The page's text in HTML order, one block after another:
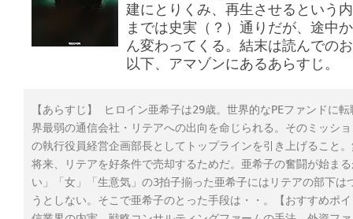
建にとりくみ、再生させるという
までは史実（？）通りだが、途中
ん変わってくる。結末は読んでの
以下、アマゾンにあるあらすじ。
【あらすじ】 ヒロイン亜希子は29歳。世界的なPEファンドに
界最弱の通信会社・リテアへの出向を命じられる。そのミッシ
の執行役員経営企画部長としてトップラインを引き上げること
将来、リテアを好条件で売却するためだ。亜希子の奮闘が始ま
い」「女」「生意気」の3拍子揃った亜希子にはリテアの部下は
うとしない。そこで亜希子のとった手段は・・。【おすすめポ